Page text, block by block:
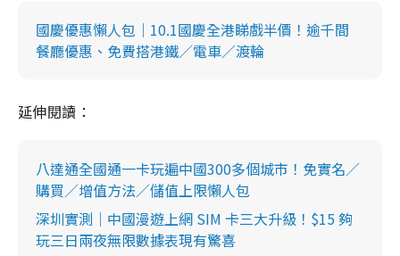
國慶優惠懶人包｜10.1國慶全港睇戲半價！逾千間
餐廳優惠、免費搭港鐵／電車／渡輪
延伸閱讀：
八達通全國通一卡玩遍中國300多個城市！免實名／
購買／增值方法／儲值上限懶人包
深圳實測｜中國漫遊上網 SIM 卡三大升級！$15 夠
玩三日兩夜無限數據表現有驚喜